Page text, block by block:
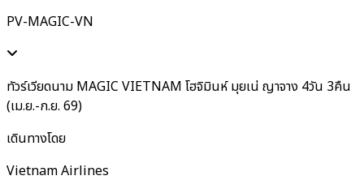
PV-MAGIC-VN
ทัวร์เวียดนาม MAGIC VIETNAM โฮจิมินห์ มุยเน่ ญาจาง 4วัน 3คืน
(เม.ย.-ก.ย. 69)
เดินทางโดย
Vietnam Airlines